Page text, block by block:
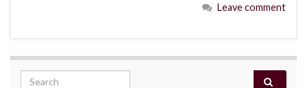
Leave comment
Search for: